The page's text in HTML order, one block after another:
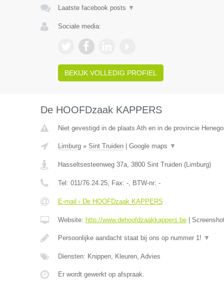
Laatste facebook posts ▼
Sociale media:
BEKIJK VOLLEDIG PROFIEL
De HOOFDzaak KAPPERS
Niet gevestigd in de plaats Ath en in de provincie
Limburg» Sint Truiden| Google maps ▼
Hasseltsesteenweg 37a, 3800 Sint Truiden(Limburg)
Tel: 011/76.24.25, Fax: -, BTW-nr: -
E-mail › De HOOFDzaak KAPPERS
Website: http://www.dehoofdzaakkappers.be|
Persoonlijke aandacht staat bij ons op nummer 1! ▼
Diensten: Knippen, Kleuren, Advies
Er wordt gewerkt op afspraak.